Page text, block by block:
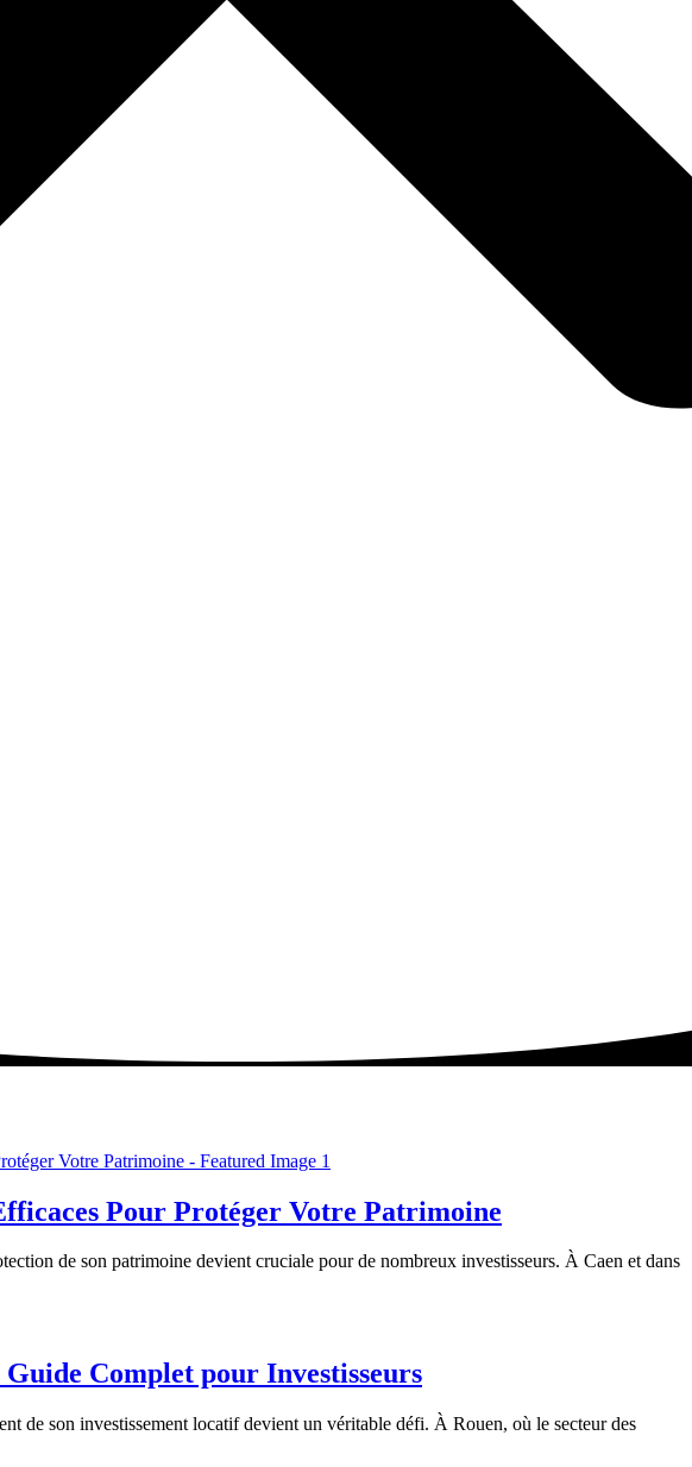
Pour Protéger Votre Patrimoine
de son patrimoine devient cruciale pour de nombreux investisseurs. À Caen et dans
Complet pour Investisseurs
de son investissement locatif devient un véritable défi. À Rouen, où le secteur des